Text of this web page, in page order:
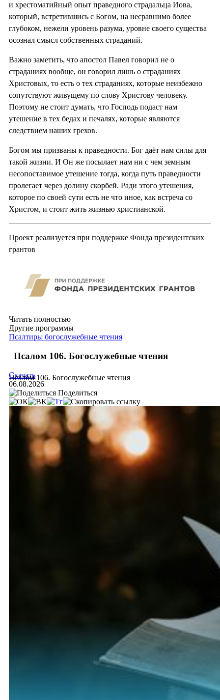
и хрестоматийный опыт праведного страдальца Иова,
который, встретившись с Богом, на несравнимо более
глубоком, нежели уровень разума, уровне своего существа
осознал смысл собственных страданий.
Важно заметить, что апостол Павел говорил не о
страданиях вообще, он говорил лишь о страданиях
Христовых, то есть о тех страданиях, которые неизбежно
сопутствуют живущему по слову Христову человеку.
Поэтому не стоит думать, что Господь подаст нам
утешение в тех бедах и печалях, которые являются
следствием наших грехов.
Богом мы призваны к праведности. Бог даёт нам силы для
такой жизни. И Он же посылает нам ни с чем земным
несопоставимое утешение тогда, когда путь праведности
пролегает через долину скорбей. Ради этого утешения,
которое по своей сути есть не что иное, как встреча со
Христом, и стоит жить жизнью христианской.
Проект реализуется при поддержке Фонда президентских
грантов
Читать полностью
Другие программы
Псалтирь: богослужебные чтения
Псалом 106. Богослужебные чтения
Псалом 106. Богослужебные чтения
Скачать
06.08.2026
Поделиться